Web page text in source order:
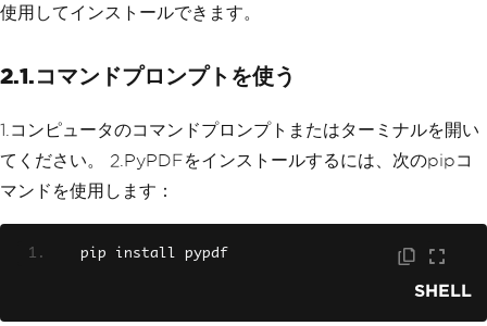
使用してインストールできます。
2.1.コマンドプロンプトを使う
1.コンピュータのコマンドプロンプトまたはターミナルを開い
てください。 2.PyPDFをインストールするには、次のpipコ
マンドを使用します：
   pip install pypdf
SHELL